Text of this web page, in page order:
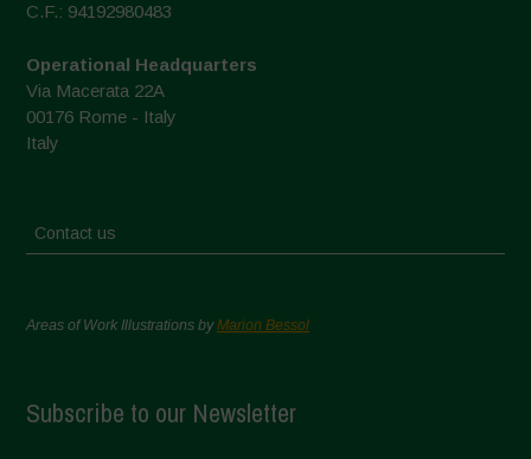
C.F.: 94192980483
Operational Headquarters
Via Macerata 22A
00176 Rome - Italy
Italy
Contact us
Areas of Work Illustrations byMarion Bessol
Subscribe to our Newsletter